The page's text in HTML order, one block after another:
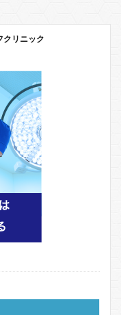
リニック